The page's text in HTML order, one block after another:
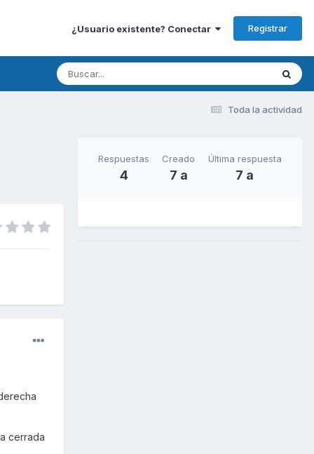
¿Usuario existente? Conectar Registrar
Toda la actividad
cerrada
Respuestas
4
Creado
7 a
Última respuesta
7 a